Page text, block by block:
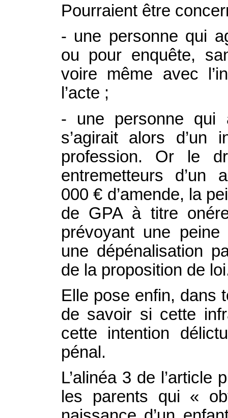
Pourraient être
- une personne qui
ou pour enquête,
voire même avec
l’acte ;
- une personne qui
s’agirait alors d’un
profession. Or le
entremetteurs d’un
000 € d’amende, la
de GPA à titre
prévoyant une
une dépénalisation
de la proposition de
Elle pose enfin, dans
de savoir si cette
cette intention
pénal.
L’alinéa 3 de l’article
les parents qui «